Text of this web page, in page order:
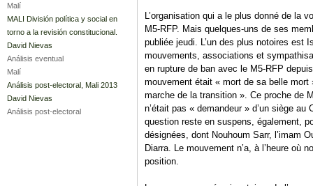
L’organisation qui a le plus donné de la
M5-RFP. Mais quelques-uns de ses
publiée jeudi. L’un des plus notoires est
mouvements, associations et
en rupture de ban avec le M5-RFP
mouvement était « mort de sa belle
marche de la transition ». Ce proche de
n’était pas « demandeur » d’un siège au
question reste en suspens, également,
désignées, dont Nouhoum Sarr, l’imam
Diarra. Le mouvement n’a, à l’heure où
position.
Malí
MALI División política y social en
torno a la revisión constitucional.
David Nievas
Análisis eventual
Malí
Análisis post-electoral, Mali 2013
David Nievas
Análisis post-electoral